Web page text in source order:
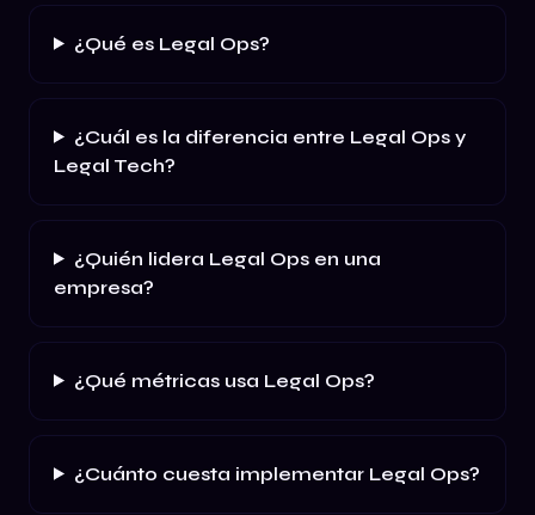
¿Qué es Legal Ops?
¿Cuál es la diferencia entre Legal Ops y
Legal Tech?
¿Quién lidera Legal Ops en una
empresa?
¿Qué métricas usa Legal Ops?
¿Cuánto cuesta implementar Legal Ops?